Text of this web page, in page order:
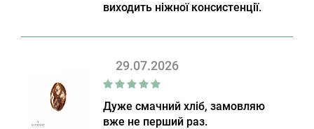
виходить ніжної консистенції.
29.07.2026
Дуже смачний хліб, замовляю
вже не перший раз.